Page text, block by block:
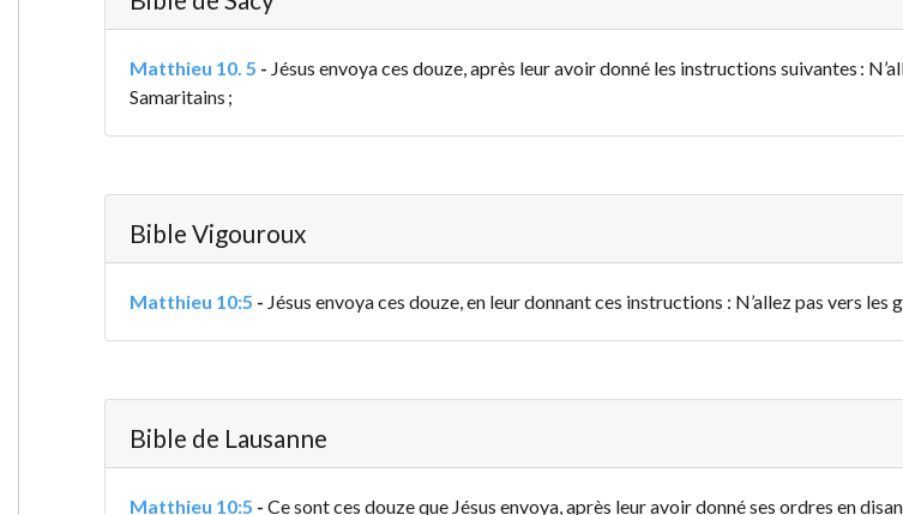
Matthieu 10. 5 - Jésus envoya ces douze, après leur avoir donné les instructions suivantes :
Samaritains ;
Bible Vigouroux
Matthieu 10:5 - Jésus envoya ces douze, en leur donnant ces instructions : N’allez pas vers les
Bible de Lausanne
Matthieu 10:5 - Ce sont ces douze que Jésus envoya, après leur avoir donné ses ordres en